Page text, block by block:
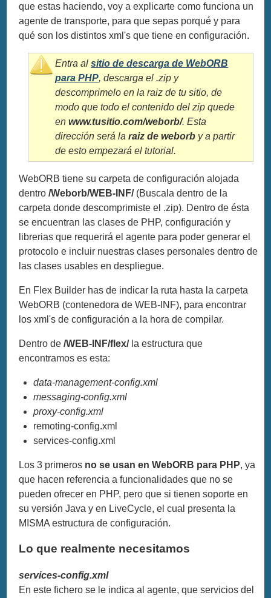
que estas haciendo, voy a explicarte como funciona un
agente de transporte, para que sepas porqué y para
qué son los distintos xml's que tiene en configuración.
Entra alsitio de descarga de WebORB
para PHP, descarga el .zip y
descomprimelo en la raiz de tu sitio, de
modo que todo el contenido del zip quede
enwww.tusitio.com/weborb/. Esta
dirección será laraiz de weborb y a partir
de esto empezará el tutorial.
WebORB tiene su carpeta de configuración alojada
dentro/Weborb/WEB-INF/(Buscala dentro de la
carpeta donde descomprimiste el .zip). Dentro de ésta
se encuentran las clases de PHP, configuración y
librerias que requerirá el agente para poder generar el
protocolo e incluir nuestras clases personales dentro de
las clases usables en despliegue.
En Flex Builder has de indicar la ruta hasta la carpeta
WebORB (contenedora de WEB-INF), para encontrar
los xml's de configuración a la hora de compilar.
Dentro de/WEB-INF/flex/la estructura que
encontramos es esta:
data-management-config.xml
messaging-config.xml
proxy-config.xml
remoting-config.xml
services-config.xml
Los 3 primeros no se usan en WebORB para PHP, ya
que hacen referencia a funcionalidades que no se
pueden ofrecer en PHP, pero que si tienen soporte en
su versión Java y en LiveCycle, el cual presenta la
MISMA estructura de configuración.
Lo que realmente necesitamos
services-config.xml
En este fichero se le indica al agente, que servicios del